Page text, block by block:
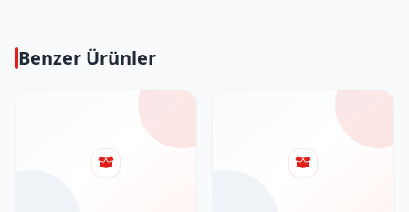
Benzer Ürünler